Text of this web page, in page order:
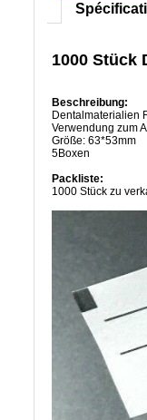
1000 Stück
Beschreibung:
Dentalmaterialien
Verwendung zum
Größe: 63*53mm
5Boxen
Packliste:
1000 Stück zu